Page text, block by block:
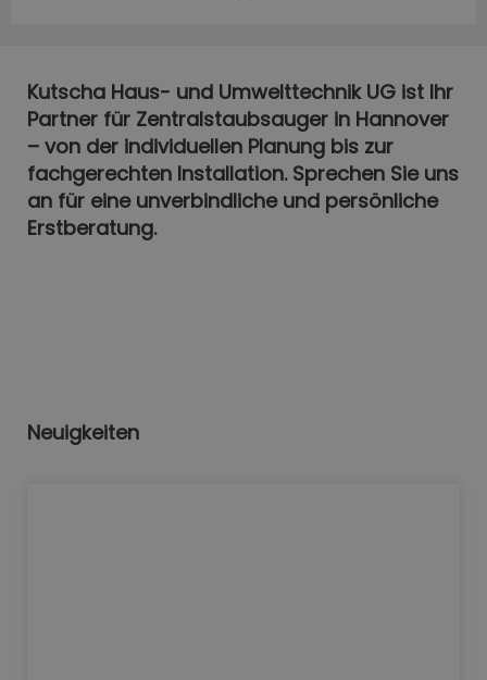
Kutscha Haus- und Umwelttechnik UG ist Ihr
Partner für Zentralstaubsauger in Hannover
– von der individuellen Planung bis zur
fachgerechten Installation. Sprechen Sie uns
an für eine unverbindliche und persönliche
Erstberatung.
Neuigkeiten